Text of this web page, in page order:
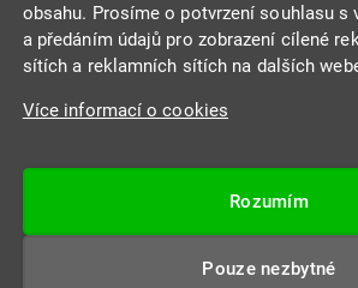
INTEGRA CENTRUM s.r.o.
Jabloňová 662/7
Datová schránka: 4beca6d
obsahu. Prosíme o potvrzení souhlasu s
a předáním údajů pro zobrazení cílené
sítích a reklamních sítích na dalších
Více informací o cookies
Rozumím
Pouze nezbytné